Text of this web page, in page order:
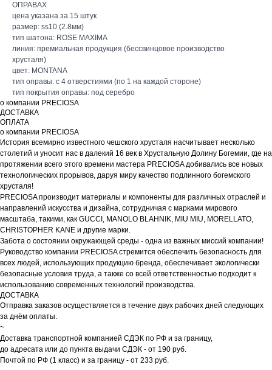
ОПРАВАХ
цена указана за 15 штук
размер: ss10 (2.8мм)
тип шатона: ROSE MAXIMA
линия: премиальная продукция (бессвинцовое производство
хрусталя)
цвет: MONTANA
тип оправы: с 4 отверстиями (по 1 на каждой стороне)
тип покрытия оправы: под серебро
о компании PRECIOSA
ДОСТАВКА
ОПЛАТА
о компании PRECIOSA
История всемирно известного чешского хрусталя насчитывает несколько
столетий и уносит нас в далекий 16 век в Хрустальную Долину Богемии, где на
протяжении всего этого времени мастера PRECIOSA добивались все новых
технологических прорывов, даруя миру качество подлинного богемского
хрусталя!
PRECIOSA производит материалы и компоненты для различных отраслей и
направлений искусства и дизайна, сотрудничая с марками мирового
масштаба, такими, как GUCCI, MANOLO BLAHNIK, MIU MIU, MORELLATO,
CHRISTOPHER KANE и другие марки.
Забота о состоянии окружающей среды - одна из важных миссий компании!
Руководство компании PRECIOSA стремится обеспечить безопасность для
всех людей, использующих продукцию бренда, обеспечивает экологически
безопасные условия труда, а также со всей ответственностью подходит к
использованию современных технологий производства.
ДОСТАВКА
Отправка заказов осуществляется в течение двух рабочих дней следующих
за днём оплаты.
~
Доставка транспортной компанией СДЭК по РФ и за границу,
до адресата или до пункта выдачи СДЭК - от 190 руб.
Почтой по РФ (1 класс) и за границу - от 233 руб.